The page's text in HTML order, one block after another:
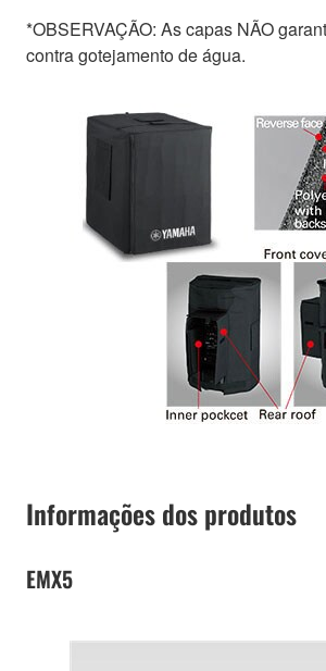
*OBSERVAÇÃO: As capas NÃO
contra gotejamento de água.
Informações dos produtos
EMX5